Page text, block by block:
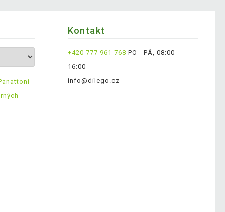
Kontakt
+420 777 961 768 PO - PÁ, 08:00 -
16:00
info@dilego.cz